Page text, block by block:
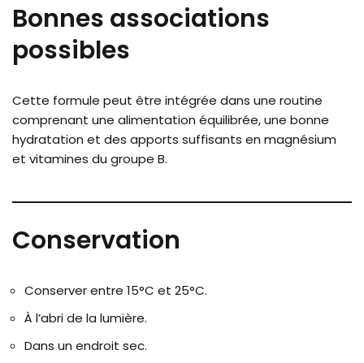
Bonnes associations
possibles
Cette formule peut être intégrée dans une routine
comprenant une alimentation équilibrée, une bonne
hydratation et des apports suffisants en magnésium
et vitamines du groupe B.
Conservation
Conserver entre 15°C et 25°C.
À l’abri de la lumière.
Dans un endroit sec.